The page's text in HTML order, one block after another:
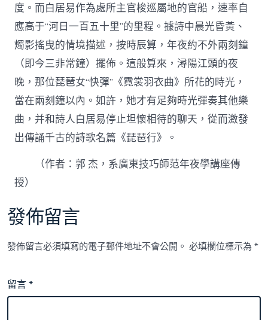
度。而白居易作為處所主官梭巡屬地的官船，速率自
應高于“河日一百五十里”的里程。據詩中晨光昏黃、
燭影搖曳的情境描述，按時辰算，年夜約不外兩刻鐘
（即今三非常鐘）擺佈。這般算來，潯陽江頭的夜
晚，那位琵琶女“快彈”《霓裳羽衣曲》所花的時光，
當在兩刻鐘以內。如許，她才有足夠時光彈奏其他樂
曲，并和詩人白居易停止坦懷相待的聊天，從而激發
出傳誦千古的詩歌名篇《琵琶行》。
（作者：郭 杰，系廣東技巧師范年夜學講座傳
授）
發佈留言
發佈留言必須填寫的電子郵件地址不會公開。 必填欄位標示為*
留言*